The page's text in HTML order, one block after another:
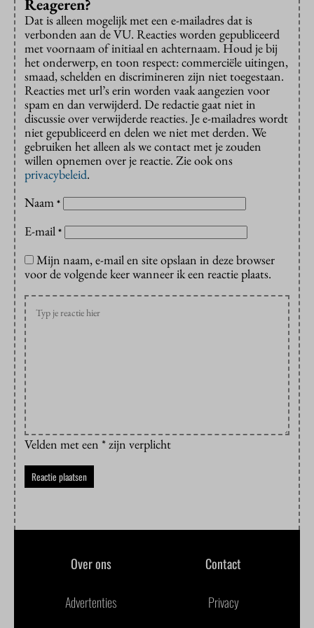
Reageren?
Dat is alleen mogelijk met een e-mailadres dat is
verbonden aan de VU. Reacties worden gepubliceerd
met voornaam of initiaal en achternaam. Houd je bij
het onderwerp, en toon respect: commerciële uitingen,
smaad, schelden en discrimineren zijn niet toegestaan.
Reacties met url’s erin worden vaak aangezien voor
spam en dan verwijderd. De redactie gaat niet in
discussie over verwijderde reacties. Je e-mailadres wordt
niet gepubliceerd en delen we niet met derden. We
gebruiken het alleen als we contact met je zouden
willen opnemen over je reactie. Zie ook ons
privacybeleid.
Naam *
E-mail *
Mijn naam, e-mail en site opslaan in deze browser
voor de volgende keer wanneer ik een reactie plaats.
Velden met een * zijn verplicht
Over ons Contact
Advertenties Privacy